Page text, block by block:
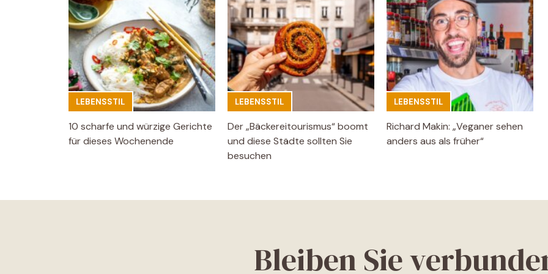
LEBENSSTIL
10 scharfe und würzige Gerichte
für dieses Wochenende
LEBENSSTIL
Der „Bäckereitourismus“ boomt
und diese Städte sollten Sie
besuchen
LEBENSSTIL
Richard Makin: „Veganer sehen
anders aus als früher“
Bleiben Sie